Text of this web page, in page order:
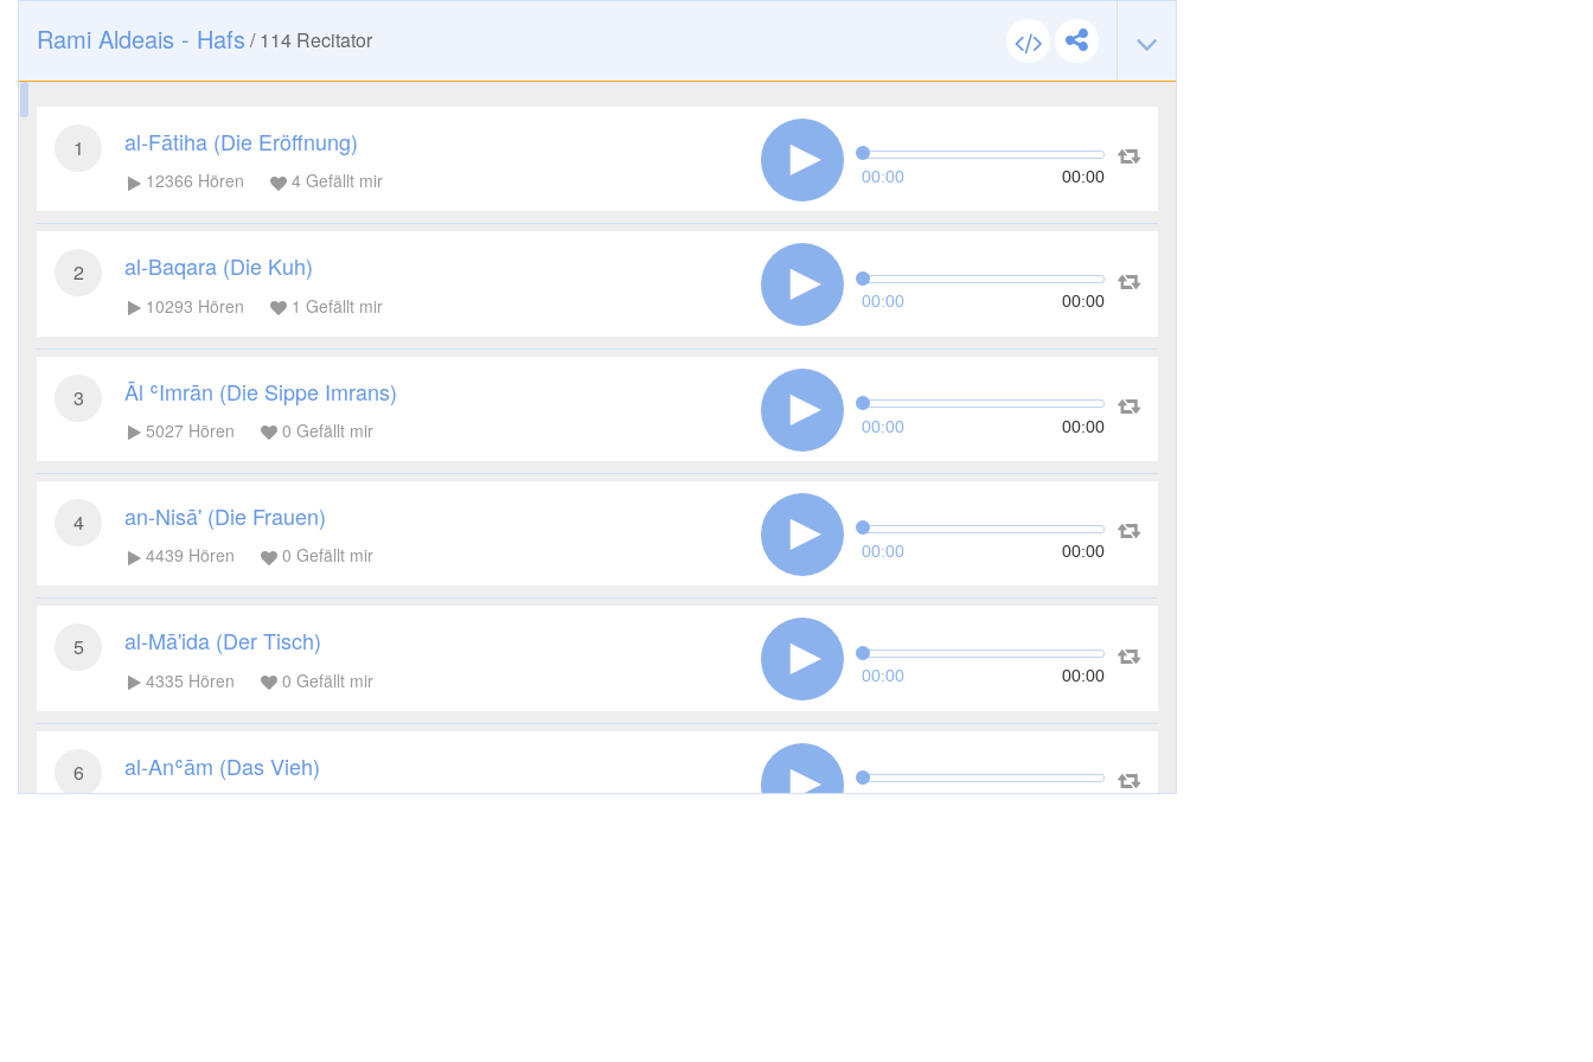
Rami Aldeais - Hafs /114 Recitator
1 al-Fātiha (Die Eröffnung)
12366 Hören 4 Gefällt mir 00:00 00:00
2 al-Baqara (Die Kuh)
10293 Hören 1 Gefällt mir 00:00 00:00
3 Āl ʿImrān (Die Sippe Imrans)
5027 Hören 0 Gefällt mir 00:00 00:00
4 an-Nisā' (Die Frauen)
4439 Hören 0 Gefällt mir 00:00 00:00
5 al-Mā'ida (Der Tisch)
4335 Hören 0 Gefällt mir 00:00 00:00
6 al-Anʿām (Das Vieh)
00:00 00:00